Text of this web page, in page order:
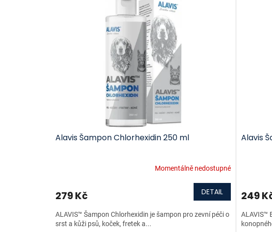
Alavis Šampon Chlorhexidin 250 ml
Momentálně nedostupné
279 Kč DETAIL
ALAVIS™ Šampon Chlorhexidin je šampon pro zevní péči o
srst a kůži psů, koček, fretek a...
Alavis
249
ALAVIS™